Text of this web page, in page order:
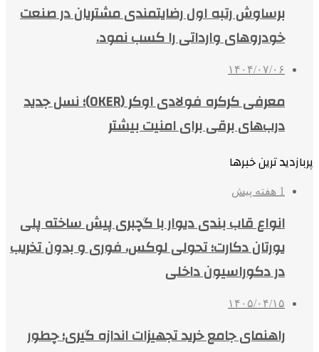
برساوش رتبه اول رضایتمندی مشتریان در صنعت
خودروهای وارداتی را کسب نمود.
۱۴۰۴/۰۷/۰۶
معرفی کرکره فولادی اوکر (OKER)؛ نسل جدید
درب‌های برقی برای امنیت بیشتر
پربازدید ترین خبرها
1 هفته پیش
انواع قاب بندی دیوار با گچبری پیش ساخته پلی
یورتان دکارت؛ تحولی لوکس، فوری و بدون تخریب
در دکوراسیون داخلی
۱۴۰۵/۰۴/۱۵
راهنمای جامع خرید تجهیزات اندازه گیری؛ چطور